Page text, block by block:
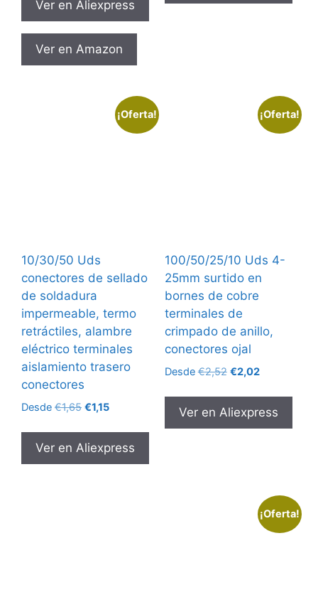
era:
€1,10.
es:
€0,99.
Ver en Aliexpress
Ver en Amazon
€5,05.€4,55.
¡Oferta!
10/30/50 Uds
conectores de sellado
de soldadura
impermeable, termo
retráctiles, alambre
eléctrico terminales
aislamiento trasero
conectores
Desde €1,65 El
original
era:
€1,65.
€1,15El
actual
es:
€1,15.
Ver en Aliexpress
¡Oferta!
100/50/25/10 Uds 4-
25mm surtido en
bornes de cobre
terminales de
crimpado de anillo,
conectores ojal
Desde€2,52 El
original
era:
€2,52.
€2,02El
actual
es:
€2,02.
Ver en Aliexpress
¡Oferta!